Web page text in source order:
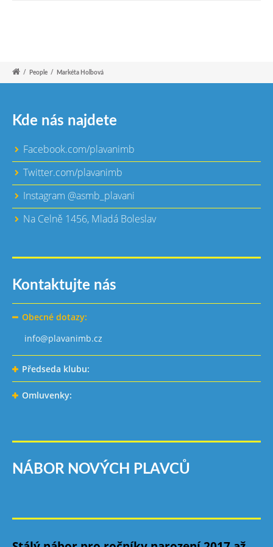
/ People / Markéta Holbová
Kde nás najdete
Facebook.com/plavanimb
Twitter.com/plavanimb
Instagram @asmb_plavani
Na Celně 1456, Mladá Boleslav
Kontaktujte nás
Obecné dotazy:
info@plavanimb.cz
Předseda klubu:
Omluvenky:
NÁBOR NOVÝCH PLAVCŮ